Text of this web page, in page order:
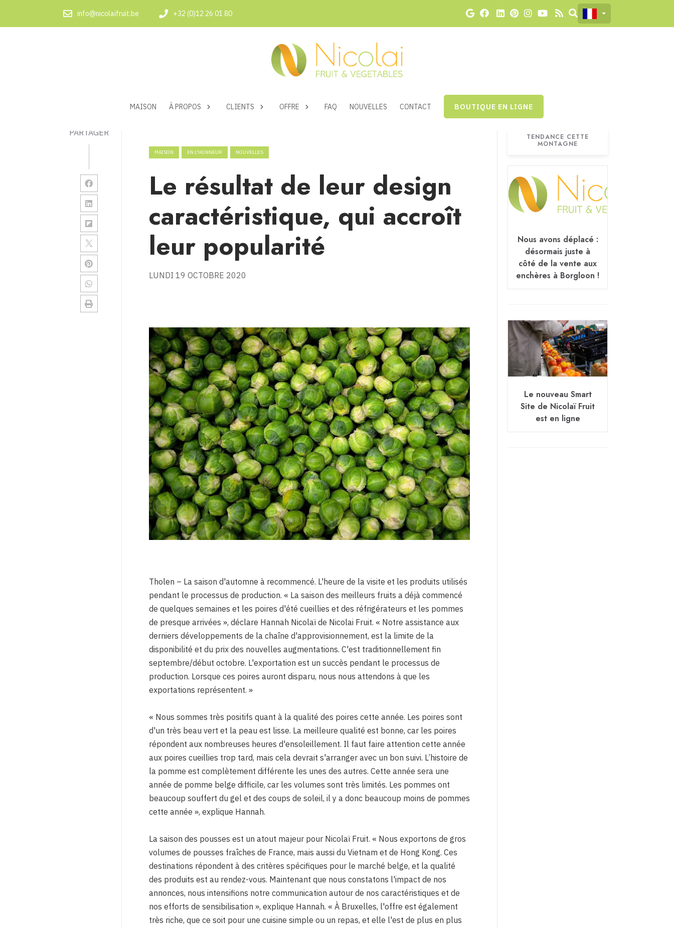
info@nicolaifruit.be +32 (0)12 26 01 80
MAISON À PROPOS CLIENTS OFFRE FAQ NOUVELLES CONTACT BOUTIQUE EN LIGNE
PARTAGER
MAISON EN L'HONNEUR NOUVELLES
Le résultat de leur design
caractéristique, qui accroît
leur popularité
LUNDI 19 OCTOBRE 2020
Tholen – La saison d'automne à recommencé. L'heure de la visite et les produits utilisés
pendant le processus de production. « La saison des meilleurs fruits a déjà commencé
de quelques semaines et les poires d'été cueillies et des réfrigérateurs et les pommes
de presque arrivées », déclare Hannah Nicolaï de Nicolai Fruit. « Notre assistance aux
derniers développements de la chaîne d'approvisionnement, est la limite de la
disponibilité et du prix des nouvelles augmentations. C'est traditionnellement fin
septembre/début octobre. L'exportation est un succès pendant le processus de
production. Lorsque ces poires auront disparu, nous nous attendons à que les
exportations représentent. »
« Nous sommes très positifs quant à la qualité des poires cette année. Les poires sont
d'un très beau vert et la peau est lisse. La meilleure qualité est bonne, car les poires
répondent aux nombreuses heures d'ensoleillement. Il faut faire attention cette année
aux poires cueillies trop tard, mais cela devrait s'arranger avec un bon suivi. L’histoire de
la pomme est complètement différente les unes des autres. Cette année sera une
année de pomme belge difficile, car les volumes sont très limités. Les pommes ont
beaucoup souffert du gel et des coups de soleil, il y a donc beaucoup moins de pommes
cette année », explique Hannah.
La saison des pousses est un atout majeur pour Nicolaï Fruit. « Nous exportons de gros
volumes de pousses fraîches de France, mais aussi du Vietnam et de Hong Kong. Ces
destinations répondent à des critères spécifiques pour le marché belge, et la qualité
des produits est au rendez-vous. Maintenant que nous constatons l'impact de nos
annonces, nous intensifions notre communication autour de nos caractéristiques et de
nos efforts de sensibilisation », explique Hannah. « À Bruxelles, l'offre est également
très riche, que ce soit pour une cuisine simple ou un repas, et elle l'est de plus en plus
TENDANCE CETTE
MONTAGNE
Nous avons déplacé :
désormais juste à
côté de la vente aux
enchères à Borgloon !
Le nouveau Smart
Site de Nicolaï Fruit
est en ligne